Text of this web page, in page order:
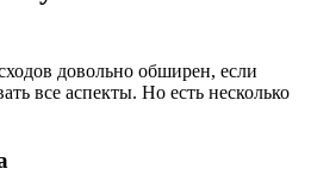
довольно обширен, если
все аспекты. Но есть несколько